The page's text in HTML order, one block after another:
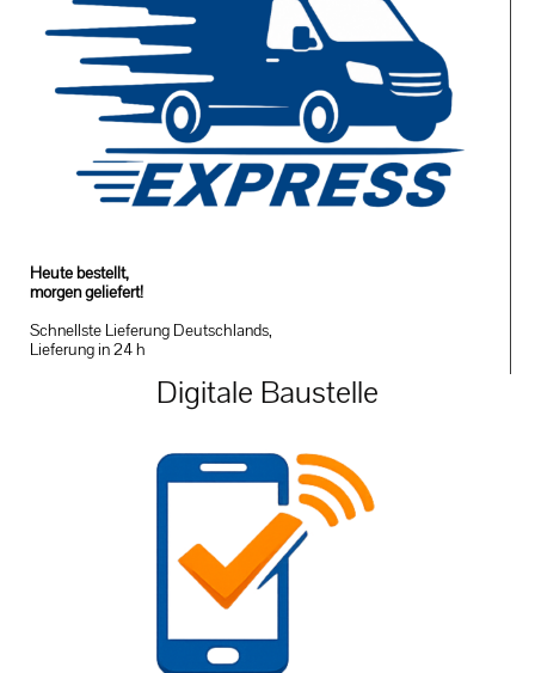
Heute bestellt,
morgen geliefert!
Schnellste Lieferung Deutschlands,
Lieferung in 24 h
Digitale Baustelle